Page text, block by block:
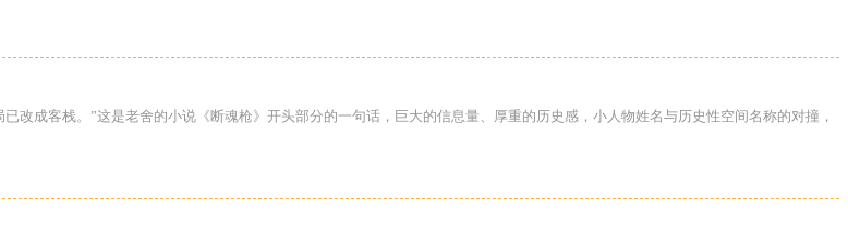
成客栈。”这是老舍的小说《断魂枪》开头部分的一句话，巨大的信息量、厚重的历史感，小人物姓名与历史性空间名称的对撞，